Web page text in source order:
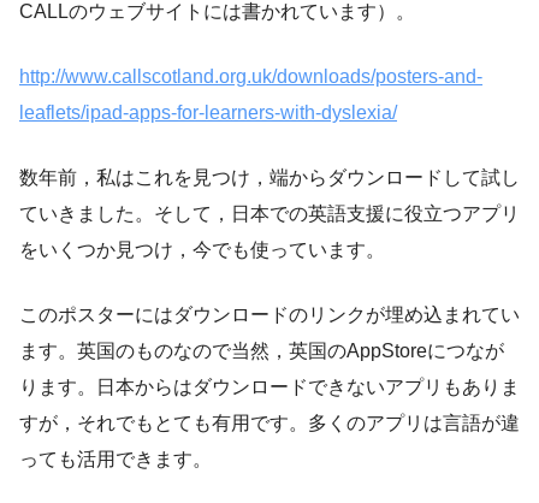
CALLのウェブサイトには書かれています）。
http://www.callscotland.org.uk/downloads/posters-and-
leaflets/ipad-apps-for-learners-with-dyslexia/
数年前，私はこれを見つけ，端からダウンロードして試し
ていきました。そして，日本での英語支援に役立つアプリ
をいくつか見つけ，今でも使っています。
このポスターにはダウンロードのリンクが埋め込まれてい
ます。英国のものなので当然，英国のAppStoreにつなが
ります。日本からはダウンロードできないアプリもありま
すが，それでもとても有用です。多くのアプリは言語が違
っても活用できます。